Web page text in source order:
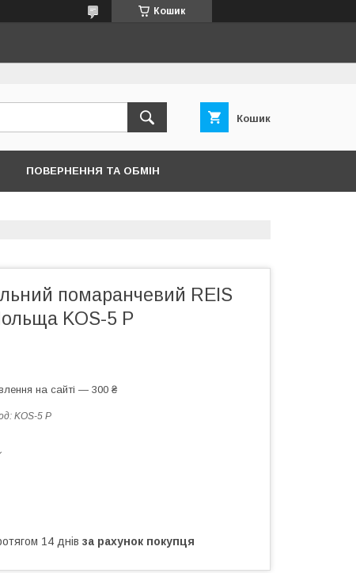
Кошик
Кошик
ПОВЕРНЕННЯ ТА ОБМІН
помаранчевий REIS
KOS-5 P
на сайті — 300 ₴
KOS-5 P
14 днів за рахунок покупця